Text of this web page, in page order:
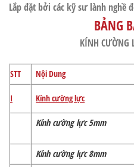
Lắp đặt bởi các kỹ sư lành nghề
BẢNG
KÍNH CƯỜNG
STT Nội Dung
I Kính cường lực
Kính cường
Kính cường lực 8mm